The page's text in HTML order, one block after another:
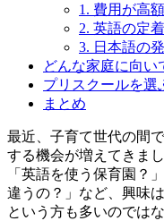
1. 費用が高
2. 英語の定
3. 日本語の
どんな家庭に向い
プリスクールを選
まとめ
最近、子育て世代の間
する機会が増えてきまし
「英語を使う保育園？
違うの？」など、興味
という方も多いのでは